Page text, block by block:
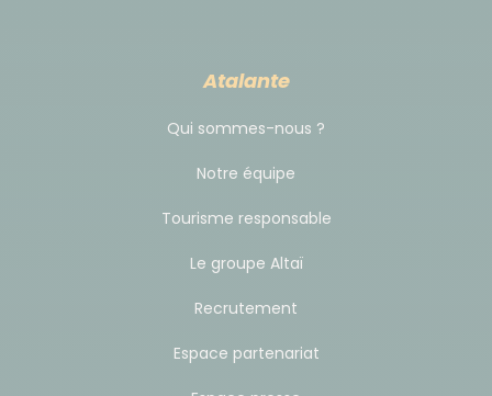
Atalante
Qui sommes-nous ?
Notre équipe
Tourisme responsable
Le groupe Altaï
Recrutement
Espace partenariat